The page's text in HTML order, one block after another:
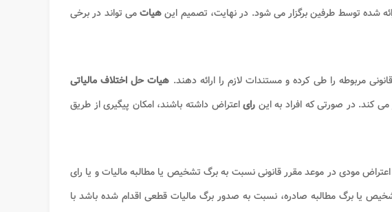
شده توسط طرفین برگزار می شود. در نهایت، تصمیم اینهیاتمی تواند در برخی
مربوطه را طی کرده و مستندات لازم را ارائه دهند. هیات حل اختلاف مالیاتی
کند. در صورتی که افراد به این رایاعتراض داشته باشند، امکان پیگیری از طریق
مودی در موعد مقرر قانونی نسبت به برگ تشخیص یا مطالبه مالیات و یا رای
یا برگ مطالبه صادره، نسبت به صدور برگ مالیات قطعی اقدام شده باشد با